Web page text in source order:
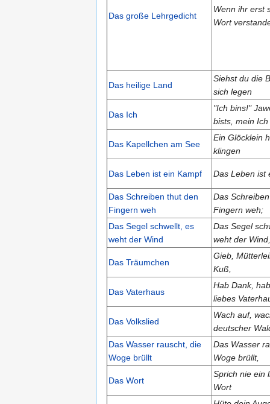
Das große Lehrgedicht
Wenn ihr erst
Wort
Das heilige Land
Siehst du die
sich legen
Das Ich
"Ich bins!"
bists, mein Ich
Das Kapellchen am See
Ein Glöcklein
klingen
Das Leben ist ein Kampf Das Leben ist
Das Schreiben thut den
Fingern weh
Das
Fingern weh;
Das Segel schwellt, es
weht der Wind
Das Segel
weht der Wind,
Das Träumchen
Gieb,
Kuß,
Das Vaterhaus
Hab Dank,
liebes
Das Volkslied
Wach auf,
deutscher
Das Wasser rauscht, die
Woge brüllt
Das Wasser
Woge brüllt,
Das Wort
Sprich nie ein
Wort